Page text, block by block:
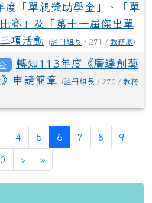
「單親獎助學金」、「單
賽」及「第十一屆傑出單
項活動
(註冊組長 / 271 / 教務處)
轉知113年度《廣達創藝
申請簡章
(註冊組長 / 270 / 教務
4 5 6 (目前頁次)
7 8 9
›下一頁
»最後頁